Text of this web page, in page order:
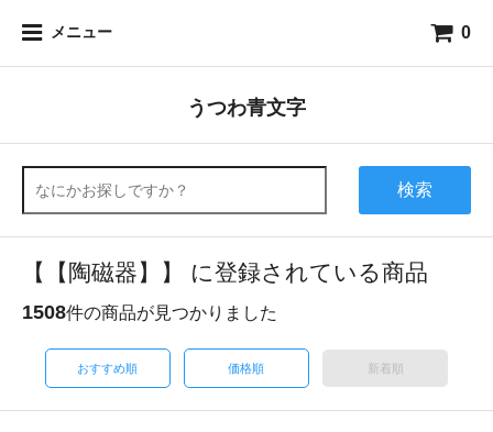
メニュー 0
うつわ青文字
検索
【【陶磁器】】 に登録されている商品
1508件の商品が見つかりました
おすすめ順 価格順 新着順